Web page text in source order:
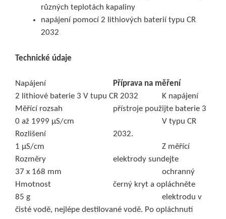
různých teplotách kapaliny
napájení pomocí 2 lithiových baterií typu CR
2032
Technické údaje
Napájení
2 lithiové baterie 3 V tupu CR 2032
Měřící rozsah
0 až 1999 μS/cm
Rozlišení
1 μS/cm
Rozměry
37 x 168 mm
Hmotnost
85 g
Příprava na měření
K napájení
přístroje použijte baterie 3
V typu CR
2032.
Z měřící
elektrody sundejte
ochranný
černý kryt a opláchněte
elektrodu v
čisté vodě, nejlépe destilované vodě. Po opláchnutí